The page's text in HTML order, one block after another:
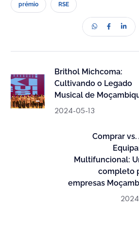
prémio RSE
Brithol Michcoma:
Cultivando o Legado
Musical de
2024-05-13
Comprar
Multifuncional:
completo
empresas